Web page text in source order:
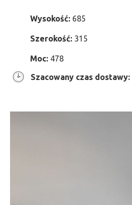
Wysokość: 685
Szerokość: 315
Moc: 478
Szacowany czas dostawy: